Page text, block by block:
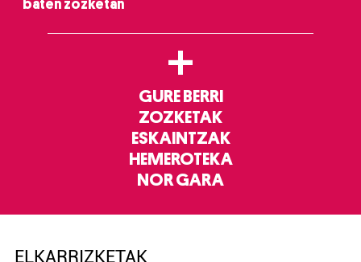
baten zozketan
+
GURE BERRI
ZOZKETAK
ESKAINTZAK
HEMEROTEKA
NOR GARA
ELKARRIZKETAK